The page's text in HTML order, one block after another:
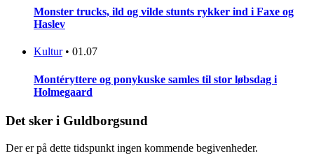
Monster trucks, ild og vilde stunts rykker ind i Faxe og
Haslev
Kultur • 01.07
Montéryttere og ponykuske samles til stor løbsdag i
Holmegaard
Det sker i Guldborgsund
Der er på dette tidspunkt ingen kommende begivenheder.